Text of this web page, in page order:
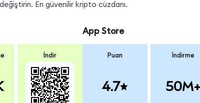
En güvenilir kripto cüzdanı.
İndir
App Store
Puan
4.7
İndirme
50M+